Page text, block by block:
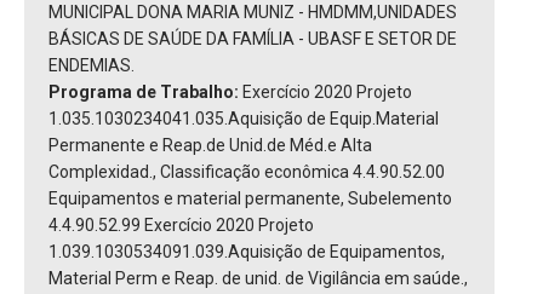
MUNICIPAL DONA MARIA MUNIZ - HMDMM,UNIDADES
BÁSICAS DE SAÚDE DA FAMÍLIA - UBASF E SETOR DE
ENDEMIAS.
Programa de Trabalho: Exercício 2020 Projeto
1.035.1030234041.035.Aquisição de Equip.Material
Permanente e Reap.de Unid.de Méd.e Alta
Complexidad., Classificação econômica 4.4.90.52.00
Equipamentos e material permanente, Subelemento
4.4.90.52.99 Exercício 2020 Projeto
1.039.1030534091.039.Aquisição de Equipamentos,
Material Perm e Reap. de unid. de Vigilância em saúde.,